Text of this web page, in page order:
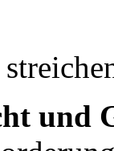
und